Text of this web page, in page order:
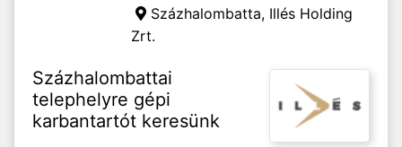
Százhalombatta, Illés Holding
Zrt.
Százhalombattai
telephelyre gépi
karbantartót keresünk